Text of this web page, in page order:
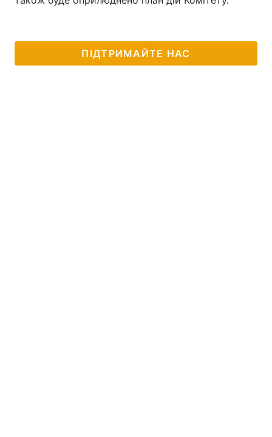
ПІДТРИМАЙТЕ НАС